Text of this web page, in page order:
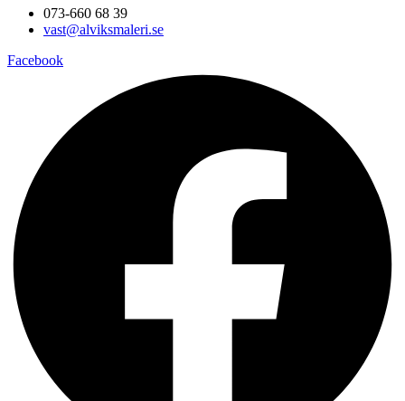
073-660 68 39
vast@alviksmaleri.se
Facebook